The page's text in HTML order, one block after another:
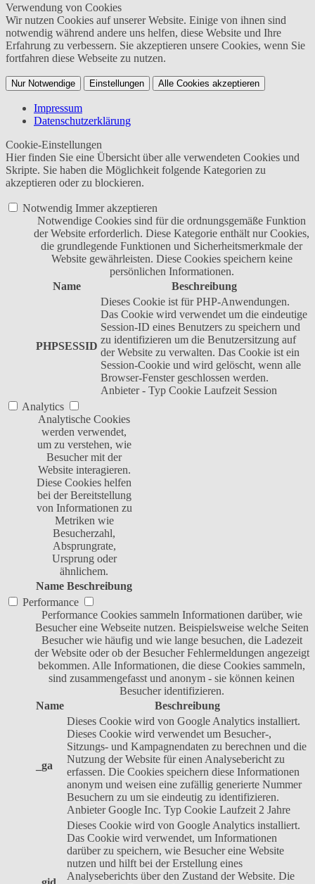
Verwendung von Cookies
Wir nutzen Cookies auf unserer Website. Einige von ihnen sind
notwendig während andere uns helfen, diese Website und Ihre
Erfahrung zu verbessern. Sie akzeptieren unsere Cookies, wenn Sie
fortfahren diese Webseite zu nutzen.
Nur Notwendige Einstellungen Alle Cookies akzeptieren
Impressum
Datenschutzerklärung
Cookie-Einstellungen
Hier finden Sie eine Übersicht über alle verwendeten Cookies und
Skripte. Sie haben die Möglichkeit folgende Kategorien zu
akzeptieren oder zu blockieren.
Notwendig Immer akzeptieren
Notwendige Cookies sind für die ordnungsgemäße Funktion
der Website erforderlich. Diese Kategorie enthält nur Cookies,
die grundlegende Funktionen und Sicherheitsmerkmale der
Website gewährleisten. Diese Cookies speichern keine
persönlichen Informationen.
Name
Beschreibung
PHPSESSID
Dieses Cookie ist für PHP-Anwendungen.
Das Cookie wird verwendet um die eindeutige
Session-ID eines Benutzers zu speichern und
zu identifizieren um die Benutzersitzung auf
der Website zu verwalten. Das Cookie ist ein
Session-Cookie und wird gelöscht, wenn alle
Browser-Fenster geschlossen werden.
Anbieter - Typ Cookie Laufzeit Session
Analytics
Analytische Cookies
werden verwendet,
um zu verstehen, wie
Besucher mit der
Website interagieren.
Diese Cookies helfen
bei der Bereitstellung
von Informationen zu
Metriken wie
Besucherzahl,
Absprungrate,
Ursprung oder
ähnlichem.
Name Beschreibung
Performance
Performance Cookies sammeln Informationen darüber, wie
Besucher eine Webseite nutzen. Beispielsweise welche Seiten
Besucher wie häufig und wie lange besuchen, die Ladezeit
der Website oder ob der Besucher Fehlermeldungen angezeigt
bekommen. Alle Informationen, die diese Cookies sammeln,
sind zusammengefasst und anonym - sie können keinen
Besucher identifizieren.
Name
Beschreibung
_ga
Dieses Cookie wird von Google Analytics installiert.
Dieses Cookie wird verwendet um Besucher-,
Sitzungs- und Kampagnendaten zu berechnen und die
Nutzung der Website für einen Analysebericht zu
erfassen. Die Cookies speichern diese Informationen
anonym und weisen eine zufällig generierte Nummer
Besuchern zu um sie eindeutig zu identifizieren.
Anbieter Google Inc. Typ Cookie Laufzeit 2 Jahre
Dieses Cookie wird von Google Analytics installiert.
Das Cookie wird verwendet, um Informationen
darüber zu speichern, wie Besucher eine Website
nutzen und hilft bei der Erstellung eines
Analyseberichts über den Zustand der Website. Die